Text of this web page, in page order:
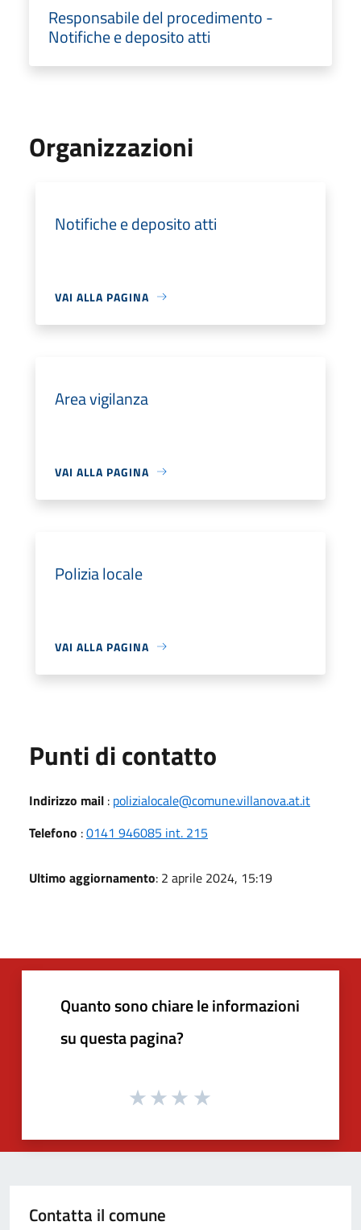
Responsabile del procedimento -
Notifiche e deposito atti
Organizzazioni
Notifiche e deposito atti
VAI ALLA PAGINA
Area vigilanza
VAI ALLA PAGINA
Polizia locale
VAI ALLA PAGINA
Punti di contatto
Indirizzo mail : polizialocale@comune.villanova.at.it
Telefono :0141 946085 int. 215
Ultimo aggiornamento: 2 aprile 2024, 15:19
Quanto sono chiare le informazioni
su questa pagina?
Contatta il comune